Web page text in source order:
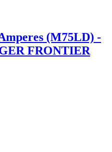
(M75LD) -
FRONTIER